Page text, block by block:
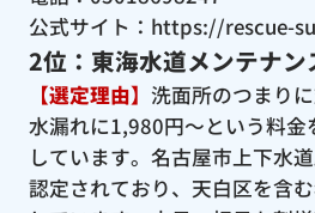
公式サイト： https://rescue-
2位：東海水道メンテナン
【選定理由】 洗面所のつまり
水漏れに1,980円〜という料金
しています。名古屋市上下水
認定されており、天白区を含